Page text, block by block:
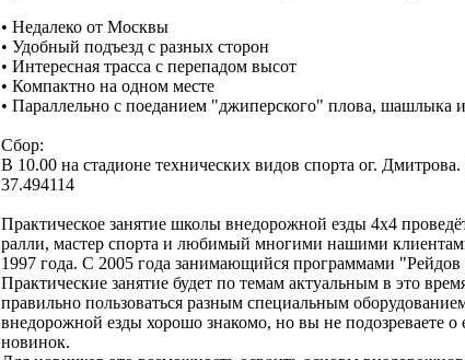
• Недалеко от Москвы
• Удобный подъезд с разных сторон
• Интересная трасса с перепадом высот
• Компактно на одном месте
• Параллельно с поеданием "джиперского" плова, шашлыка
Сбор:
В 10.00 на стадионе технических видов спорта ог.
37.494114
Практическое занятие школы внедорожной езды 4х4
ралли, мастер спорта и любимый многими нашими
1997 года. С 2005 года занимающийся программами
Практические занятие будет по темам актуальным в это
правильно пользоваться разным специальным
внедорожной езды хорошо знакомо, но вы не подозреваете
новинок.